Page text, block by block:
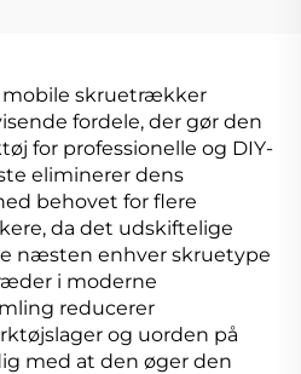
skruetrækker
fordele, der gør den
for professionelle og DIY-
eliminerer dens
behovet for flere
da det udskiftelige
næsten enhver skruetype
i moderne
reducerer
og uorden på
med at den øger den